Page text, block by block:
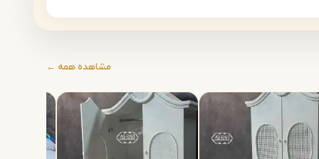
مشاهده همه ←